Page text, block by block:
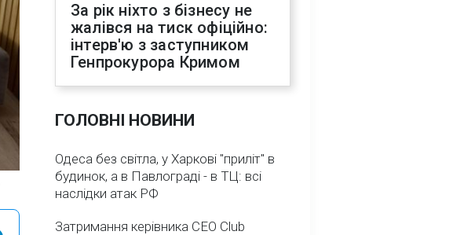
За рік ніхто з бізнесу не
жалівся на тиск офіційно:
інтерв'ю з заступником
Генпрокурора Кримом
ГОЛОВНІ НОВИНИ
Одеса без світла, у Харкові "приліт" в
будинок, а в Павлограді - в ТЦ: всі
наслідки атак РФ
Затримання керівника CEO Club